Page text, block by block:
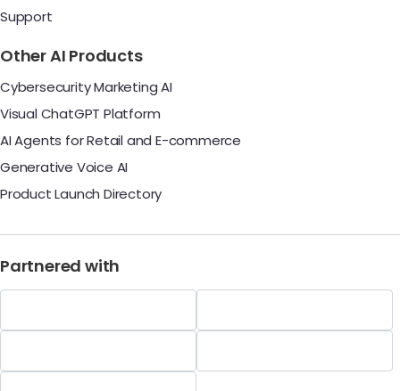
Support
Other AI Products
Cybersecurity Marketing AI
Visual ChatGPT Platform
AI Agents for Retail and E-commerce
Generative Voice AI
Product Launch Directory
Partnered with